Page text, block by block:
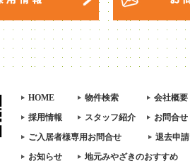
HOME 物件検索
会社概要
採用情報
スタッフ紹介
お問合せ
ご入居者様専用お問合せ
退去申請
お知らせ
地元みやざきのおすすめ